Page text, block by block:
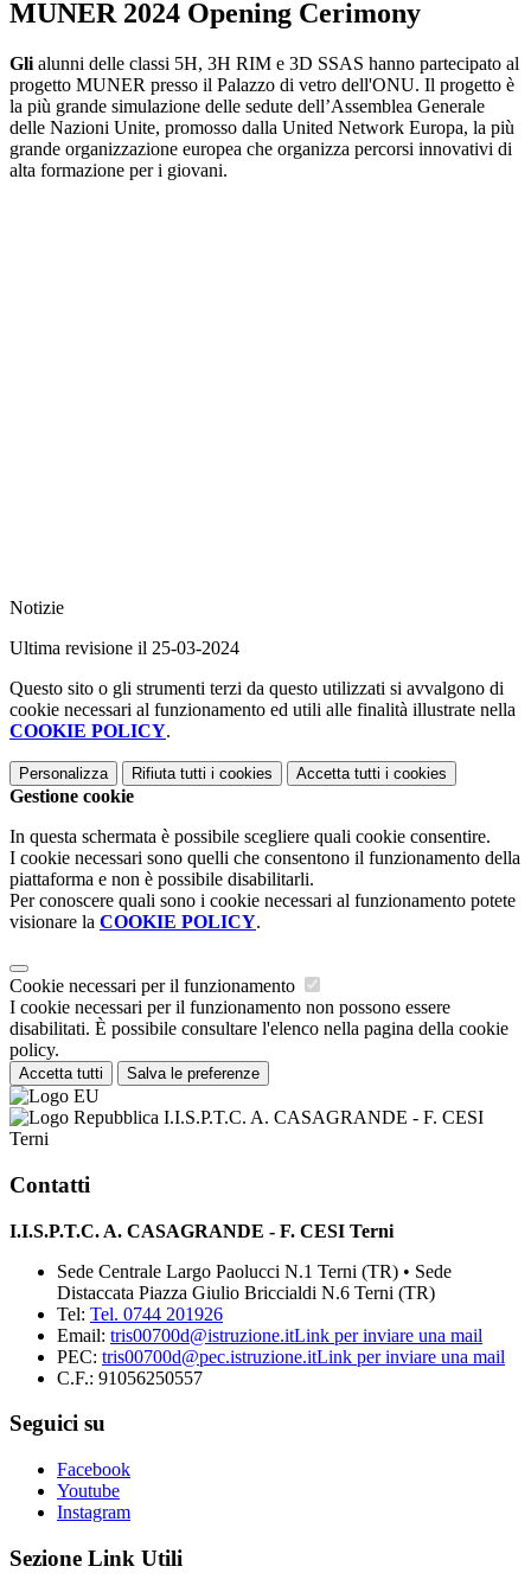
MUNER 2024 Opening Cerimony
Gli alunni delle classi 5H, 3H RIM e 3D SSAS hanno partecipato al
progetto MUNER presso il Palazzo di vetro dell'ONU. Il progetto è
la più grande simulazione delle sedute dell’Assemblea Generale
delle Nazioni Unite, promosso dalla United Network Europa, la più
grande organizzazione europea che organizza percorsi innovativi di
alta formazione per i giovani.
Notizie
Ultima revisione il 25-03-2024
Questo sito o gli strumenti terzi da questo utilizzati si avvalgono di
cookie necessari al funzionamento ed utili alle finalità illustrate nella
COOKIE POLICY.
Personalizza Rifiuta tutti i cookies Accetta tutti i cookies
Gestione cookie
In questa schermata è possibile scegliere quali cookie consentire.
I cookie necessari sono quelli che consentono il funzionamento della
piattaforma e non è possibile disabilitarli.
Per conoscere quali sono i cookie necessari al funzionamento potete
visionare la COOKIE POLICY.
Cookie necessari per il funzionamento
I cookie necessari per il funzionamento non possono essere
disabilitati. È possibile consultare l'elenco nella pagina della cookie
policy.
Accetta tutti Salva le preferenze
I.I.S.P.T.C. A. CASAGRANDE - F. CESI
Terni
Contatti
I.I.S.P.T.C. A. CASAGRANDE - F. CESI Terni
Sede Centrale Largo Paolucci N.1 Terni (TR) • Sede
Distaccata Piazza Giulio Briccialdi N.6 Terni (TR)
Tel: Tel. 0744 201926
Email: tris00700d@istruzione.itLink per inviare una mail
PEC: tris00700d@pec.istruzione.itLink per inviare una mail
C.F.: 91056250557
Seguici su
Facebook
Youtube
Instagram
Sezione Link Utili